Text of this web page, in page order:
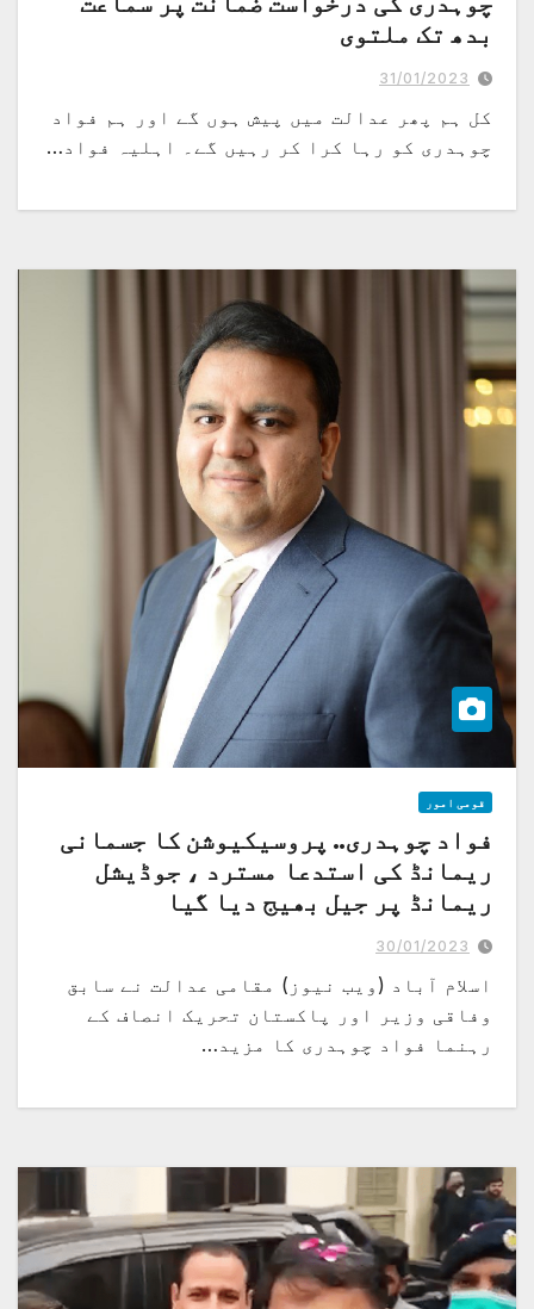
بدھ تک ملتوی
کوئی طریقہ نہیں، حبا چوہدری
31/01/2023
کل ہم پھر عدالت میں پیش ہوں گے اور ہم فواد
چوہدری کو رہا کرا کر رہیں گے۔ اہلیہ فواد…
قومی امور
فواد چوہدری.. پروسیکیوشن کا جسمانی
ریمانڈ کی استدعا مسترد ، جوڈیشل
ریمانڈ پر جیل بھیج دیا گیا
30/01/2023
اسلام آباد (ویب نیوز) مقامی عدالت نے سابق
وفاقی وزیر اور پاکستان تحریک انصاف کے
رہنما فواد چوہدری کا مزید…